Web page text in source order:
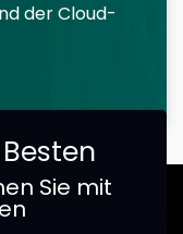
der Cloud-
Sie mit